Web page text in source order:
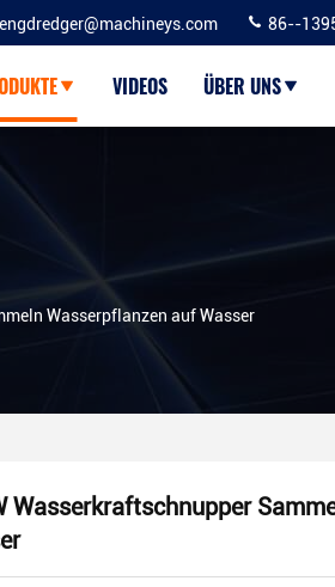
86--
VIDEOS ÜBER UNS
Wasserpflanzen auf Wasser
Wasserkraftschnupper